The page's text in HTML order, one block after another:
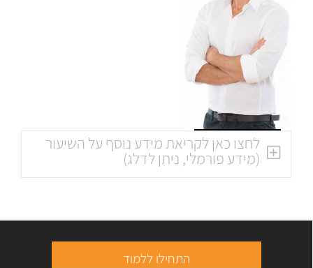
לחצו כאן לקריאת מידע נוסף על השיעור
(מידע פורמלי, ניתן לדלג)
התחילו ללמוד